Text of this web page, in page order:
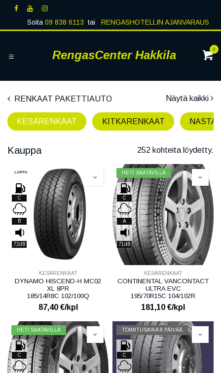
Siirry sisältöön
Soita09 838 6113 tai RENGASHOTELLIN AJANVARAUS
RengasCenter Hakkila 0
RENKAAT PAKETTIAUTO Näytä kaikki
KESÄRENKAAT KITKARENKAAT
Kauppa 252 kohteita löydetty.
LOPPU
C
B
72dB
KESÄRENKAAT
DYNAMO HISCEND-H MC02
XL 8PR
185/14R8C 102/100Q
87,40€/kpl
HETI SAATAVILLA
C
A
71dB
KESÄRENKAAT
CONTINENTAL VANCONTACT
ULTRA EVC
195/70R15C 104/102R
181,10 €/kpl
HETI SAATAVILLA
C
TOIMITUSAIKA 8 PÄIVÄÄ
C